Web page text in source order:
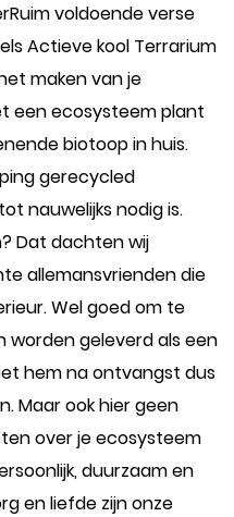
voldoende verse
Actieve kool Terrarium
maken van je
een ecosysteem plant
biotoop in huis.
gerecycled
nauwelijks nodig is.
Dat dachten wij
allemansvrienden die
Wel goed om te
worden geleverd als een
hem na ontvangst dus
Maar ook hier geen
over je ecosysteem
duurzaam en
en liefde zijn onze